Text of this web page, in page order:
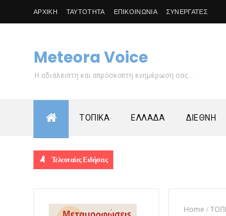
ΑΡΧΙΚΗ ΤΑΥΤΟΤΗΤΑ ΕΠΙΚΟΙΝΩΝΙΑ ΣΥΝΕΡΓΑΤΕΣ
Meteora Voice
Η αδιάλειπτη και απρόσκοπτη ενημέρωση σας...
ΤΟΠΙΚΑ ΕΛΛΑΔΑ ΔΙΕΘΝΗ
Τελευταίες Ειδήσεις
Home /